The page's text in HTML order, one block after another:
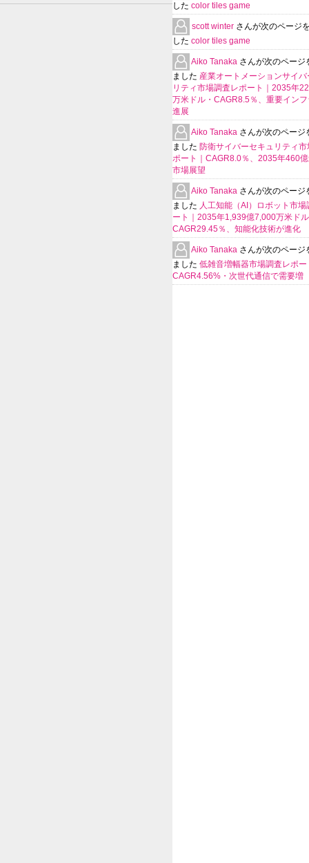
した color tiles game
scott winter さんが次のページ
した color tiles game
Aiko Tanaka さんが次のページ
ました 産業オートメーションサイ
リティ市場調査レポート｜2035年
万米ドル・CAGR8.5％、重要イン
進展
Aiko Tanaka さんが次のページ
ました 防衛サイバーセキュリティ
ポート｜CAGR8.0％、2035年460
市場展望
Aiko Tanaka さんが次のページ
ました 人工知能（AI）ロボット市場
ート｜2035年1,939億7,000万米ド
CAGR29.45％、知能化技術が進化
Aiko Tanaka さんが次のページ
ました 低雑音増幅器市場調査レポー
CAGR4.56%・次世代通信で需要増